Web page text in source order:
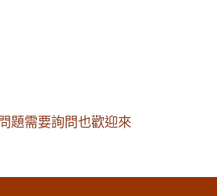
題需要詢問也歡迎來